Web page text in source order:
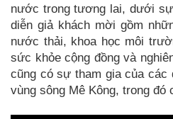
nước trong tương lai, dưới
diễn giả khách mời gồm
nước thải, khoa học môi
sức khỏe cộng đồng và
cũng có sự tham gia của
vùng sông Mê Kông, trong đó